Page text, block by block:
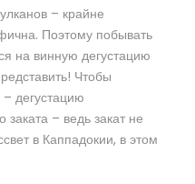
– крайне
Поэтому побывать
на винную дегустацию
Чтобы
дегустацию
– ведь закат не
в Каппадокии, в этом